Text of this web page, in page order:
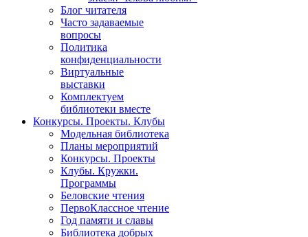
Блог читателя
Часто задаваемые
вопросы
Политика
конфиденциальности
Виртуальные
выставки
Комплектуем
библиотеки вместе
Конкурсы. Проекты. Клубы
Модельная библиотека
Планы мероприятий
Конкурсы. Проекты
Клубы. Кружки.
Программы
Беловские чтения
ПервоКлассное чтение
Год памяти и славы
Библиотека добрых